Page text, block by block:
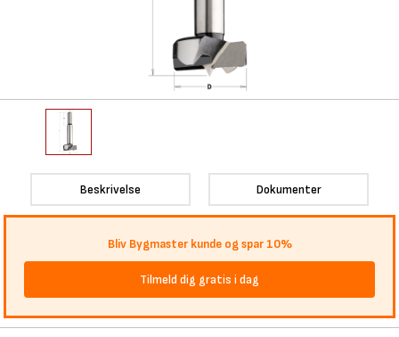
Beskrivelse Dokumenter
Bliv Bygmaster kunde og spar 10%
Tilmeld dig gratis i dag